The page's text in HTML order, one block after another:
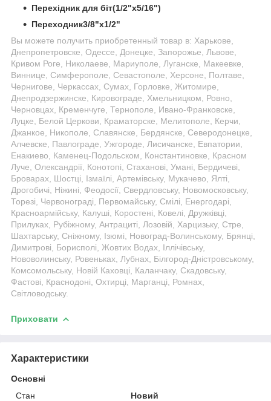
Перехідник для біт(1/2"х5/16")
Переходник3/8"х1/2"
Вы можете получить приобретенный товар в: Харькове,
Днепропетровске, Одессе, Донецке, Запорожье, Львове,
Кривом Роге, Николаеве, Мариуполе, Луганске, Макеевке,
Виннице, Симферополе, Севастополе, Херсоне, Полтаве,
Чернигове, Черкассах, Сумах, Горловке, Житомире,
Днепродзержинске, Кировограде, Хмельницком, Ровно,
Черновцах, Кременчуге, Тернополе, Ивано-Франковске,
Луцке, Белой Церкови, Краматорске, Мелитополе, Керчи,
Джанкое, Никополе, Славянске, Бердянске, Северодонецке,
Алчевске, Павлограде, Ужгороде, Лисичанске, Евпатории,
Енакиево, Каменец-Подольском, Константиновке, Красном
Луче, Олександрії, Конотопі, Стаханові, Умані, Бердичеві,
Броварах, Шостці, Ізмаїлі, Артемівську, Мукачево, Ялті,
Дрогобичі, Ніжині, Феодосії, Свердловську, Новомосковську,
Торезі, Червонограді, Первомайську, Смілі, Енергодарі,
Красноармійську, Калуші, Коростені, Ковелі, Дружківці,
Прилуках, Рубіжному, Антрациті, Лозовій, Харцизьку, Стре,
Шахтарську, Сніжному, Ізюмі, Новоград-Волинському, Брянці,
Димитрові, Борисполі, Жовтих Водах, Іллічівську,
Нововолинську, Ровеньках, Лубнах, Білгород-Дністровському,
Комсомольську, Новій Каховці, Каланчаку, Скадовську,
Фастові, Краснодоні, Охтирці, Марганці, Ромнах,
Світловодську.
Приховати
Характеристики
Основні
Стан
Новий